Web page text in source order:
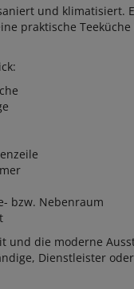
und klimatisiert.
praktische
bzw. Nebenraum
und die moderne
Dienstleister